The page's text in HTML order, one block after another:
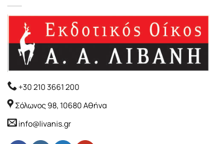
+30 210 3661 200
Σόλωνος 98, 10680 Αθήνα
info@livanis.gr